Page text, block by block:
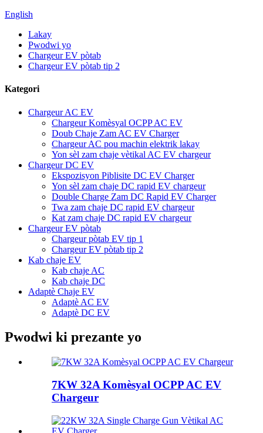
English
Lakay
Pwodwi yo
Chargeur EV pòtab
Chargeur EV pòtab tip 2
Kategori
Chargeur AC EV
Chargeur Komèsyal OCPP AC EV
Doub Chaje Zam AC EV Charger
Chargeur AC pou machin elektrik lakay
Yon sèl zam chaje vètikal AC EV chargeur
Chargeur DC EV
Ekspozisyon Piblisite DC EV Charger
Yon sèl zam chaje DC rapid EV chargeur
Double Charge Zam DC Rapid EV Charger
Twa zam chaje DC rapid EV chargeur
Kat zam chaje DC rapid EV chargeur
Chargeur EV pòtab
Chargeur pòtab EV tip 1
Chargeur EV pòtab tip 2
Kab chaje EV
Kab chaje AC
Kab chaje DC
Adaptè Chaje EV
Adaptè AC EV
Adaptè DC EV
Pwodwi ki prezante yo
7KW 32A Komèsyal OCPP AC EV
Chargeur